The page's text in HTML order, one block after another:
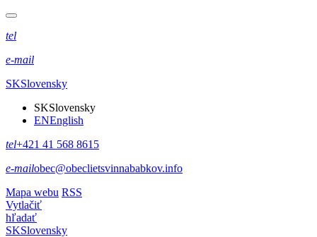
tel
e-mail
SKSlovensky
SKSlovensky
ENEnglish
tel+421 41 568 8615
e-mailobec@obeclietsvinnababkov.info
Mapa webu RSS
Vytlačiť
hľadať
SKSlovensky